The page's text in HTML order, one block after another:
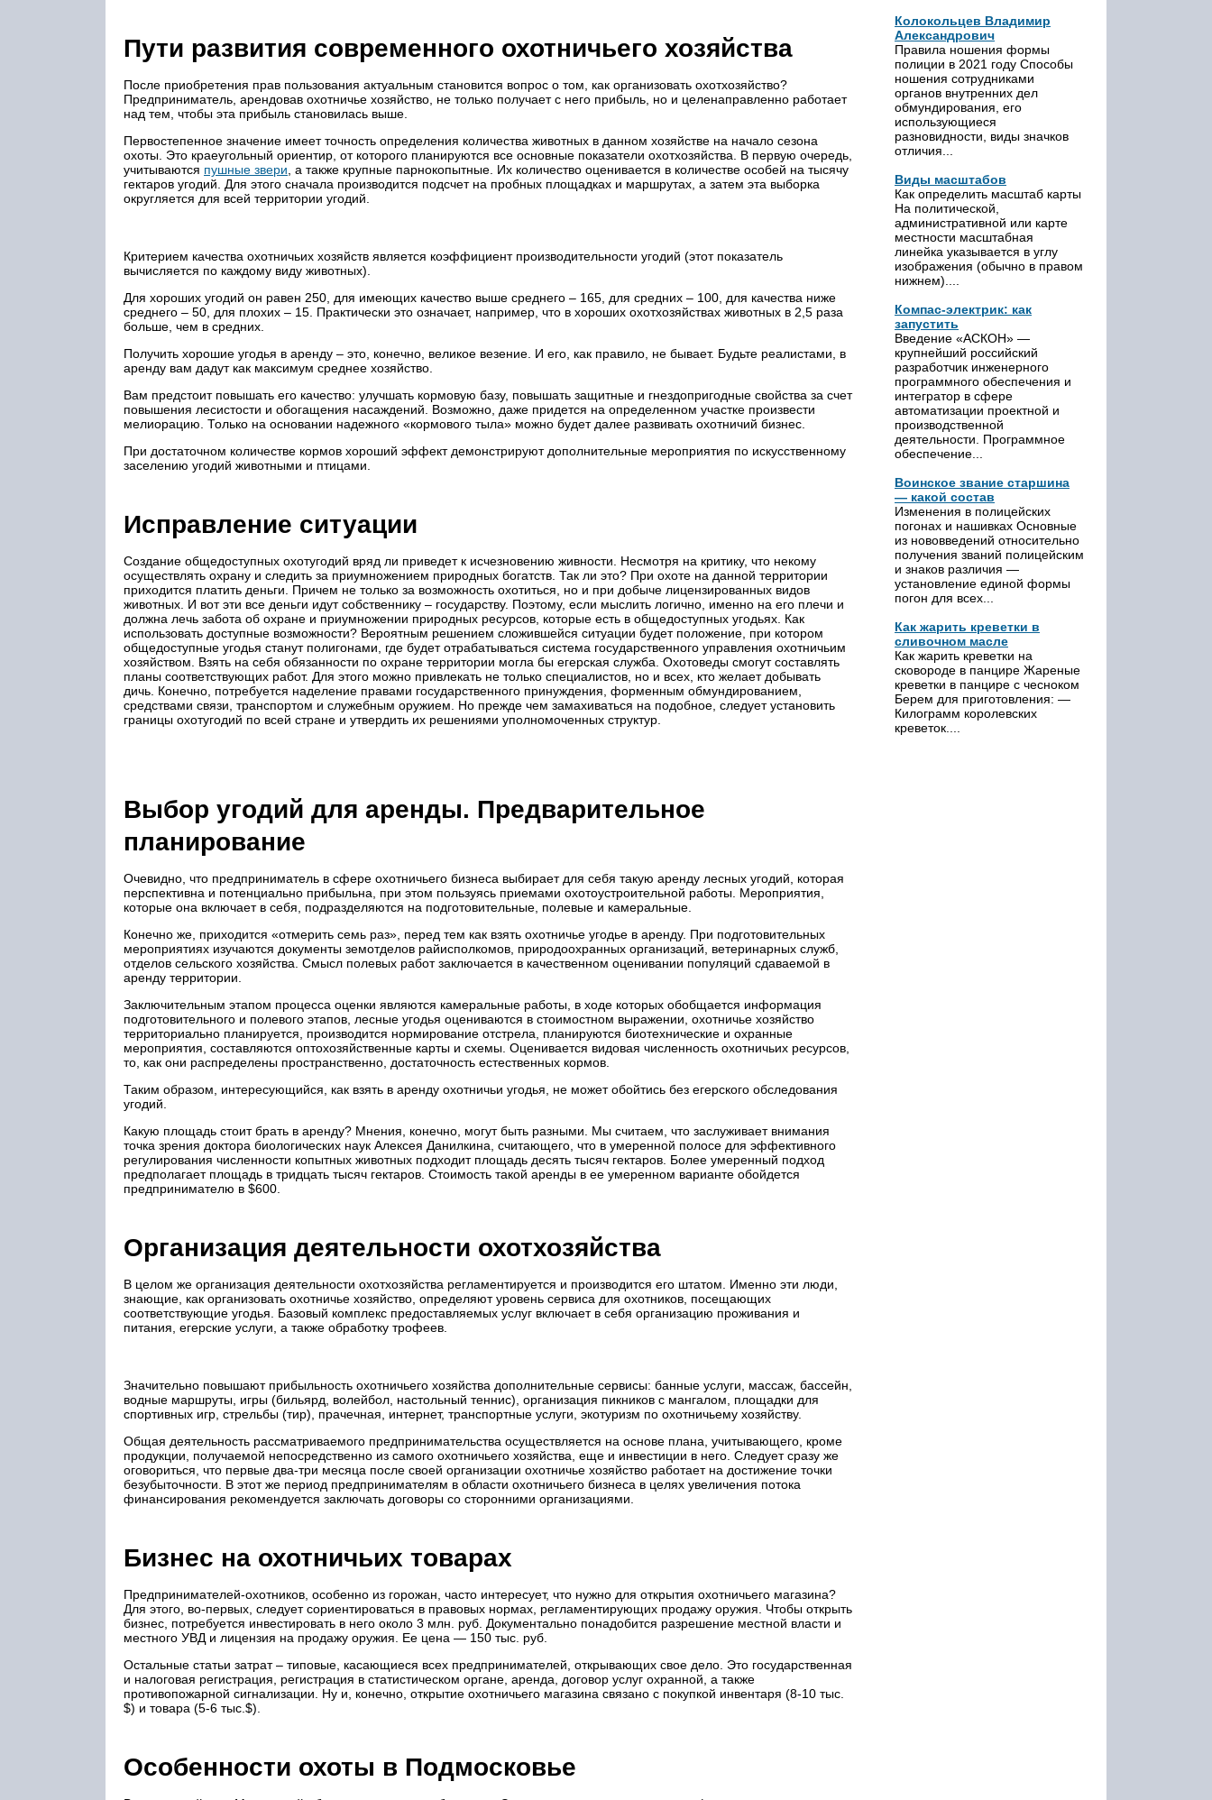
Пути развития современного охотничьего хозяйства
После приобретения прав пользования актуальным становится вопрос о том, как организовать охотхозяйство?
Предприниматель, арендовав охотничье хозяйство, не только получает с него прибыль, но и целенаправленно работает
над тем, чтобы эта прибыль становилась выше.
Первостепенное значение имеет точность определения количества животных в данном хозяйстве на начало сезона
охоты. Это краеугольный ориентир, от которого планируются все основные показатели охотхозяйства. В первую очередь,
учитываются пушные звери , а также крупные парнокопытные. Их количество оценивается в количестве особей на тысячу
гектаров угодий. Для этого сначала производится подсчет на пробных площадках и маршрутах, а затем эта выборка
округляется для всей территории угодий.
Критерием качества охотничьих хозяйств является коэффициент производительности угодий (этот показатель
вычисляется по каждому виду животных).
Для хороших угодий он равен 250, для имеющих качество выше среднего – 165, для средних – 100, для качества ниже
среднего – 50, для плохих – 15. Практически это означает, например, что в хороших охотхозяйствах животных в 2,5 раза
больше, чем в средних.
Получить хорошие угодья в аренду – это, конечно, великое везение. И его, как правило, не бывает. Будьте реалистами, в
аренду вам дадут как максимум среднее хозяйство.
Вам предстоит повышать его качество: улучшать кормовую базу, повышать защитные и гнездопригодные свойства за счет
повышения лесистости и обогащения насаждений. Возможно, даже придется на определенном участке произвести
мелиорацию. Только на основании надежного «кормового тыла» можно будет далее развивать охотничий бизнес.
При достаточном количестве кормов хороший эффект демонстрируют дополнительные мероприятия по искусственному
заселению угодий животными и птицами.
Исправление ситуации
Создание общедоступных охотугодий вряд ли приведет к исчезновению живности. Несмотря на критику, что некому
осуществлять охрану и следить за приумножением природных богатств. Так ли это? При охоте на данной территории
приходится платить деньги. Причем не только за возможность охотиться, но и при добыче лицензированных видов
животных. И вот эти все деньги идут собственнику – государству. Поэтому, если мыслить логично, именно на его плечи и
должна лечь забота об охране и приумножении природных ресурсов, которые есть в общедоступных угодьях. Как
использовать доступные возможности? Вероятным решением сложившейся ситуации будет положение, при котором
общедоступные угодья станут полигонами, где будет отрабатываться система государственного управления охотничьим
хозяйством. Взять на себя обязанности по охране территории могла бы егерская служба. Охотоведы смогут составлять
планы соответствующих работ. Для этого можно привлекать не только специалистов, но и всех, кто желает добывать
дичь. Конечно, потребуется наделение правами государственного принуждения, форменным обмундированием,
средствами связи, транспортом и служебным оружием. Но прежде чем замахиваться на подобное, следует установить
границы охотугодий по всей стране и утвердить их решениями уполномоченных структур.
Выбор угодий для аренды. Предварительное
планирование
Очевидно, что предприниматель в сфере охотничьего бизнеса выбирает для себя такую аренду лесных угодий, которая
перспективна и потенциально прибыльна, при этом пользуясь приемами охотоустроительной работы. Мероприятия,
которые она включает в себя, подразделяются на подготовительные, полевые и камеральные.
Конечно же, приходится «отмерить семь раз», перед тем как взять охотничье угодье в аренду. При подготовительных
мероприятиях изучаются документы земотделов райисполкомов, природоохранных организаций, ветеринарных служб,
отделов сельского хозяйства. Смысл полевых работ заключается в качественном оценивании популяций сдаваемой в
аренду территории.
Заключительным этапом процесса оценки являются камеральные работы, в ходе которых обобщается информация
подготовительного и полевого этапов, лесные угодья оцениваются в стоимостном выражении, охотничье хозяйство
территориально планируется, производится нормирование отстрела, планируются биотехнические и охранные
мероприятия, составляются оптохозяйственные карты и схемы. Оценивается видовая численность охотничьих ресурсов,
то, как они распределены пространственно, достаточность естественных кормов.
Таким образом, интересующийся, как взять в аренду охотничьи угодья, не может обойтись без егерского обследования
угодий.
Какую площадь стоит брать в аренду? Мнения, конечно, могут быть разными. Мы считаем, что заслуживает внимания
точка зрения доктора биологических наук Алексея Данилкина, считающего, что в умеренной полосе для эффективного
регулирования численности копытных животных подходит площадь десять тысяч гектаров. Более умеренный подход
предполагает площадь в тридцать тысяч гектаров. Стоимость такой аренды в ее умеренном варианте обойдется
предпринимателю в $600.
Организация деятельности охотхозяйства
В целом же организация деятельности охотхозяйства регламентируется и производится его штатом. Именно эти люди,
знающие, как организовать охотничье хозяйство, определяют уровень сервиса для охотников, посещающих
соответствующие угодья. Базовый комплекс предоставляемых услуг включает в себя организацию проживания и
питания, егерские услуги, а также обработку трофеев.
Значительно повышают прибыльность охотничьего хозяйства дополнительные сервисы: банные услуги, массаж, бассейн,
водные маршруты, игры (бильярд, волейбол, настольный теннис), организация пикников с мангалом, площадки для
спортивных игр, стрельбы (тир), прачечная, интернет, транспортные услуги, экотуризм по охотничьему хозяйству.
Общая деятельность рассматриваемого предпринимательства осуществляется на основе плана, учитывающего, кроме
продукции, получаемой непосредственно из самого охотничьего хозяйства, еще и инвестиции в него. Следует сразу же
оговориться, что первые два-три месяца после своей организации охотничье хозяйство работает на достижение точки
безубыточности. В этот же период предпринимателям в области охотничьего бизнеса в целях увеличения потока
финансирования рекомендуется заключать договоры со сторонними организациями.
Бизнес на охотничьих товарах
Предпринимателей-охотников, особенно из горожан, часто интересует, что нужно для открытия охотничьего магазина?
Для этого, во-первых, следует сориентироваться в правовых нормах, регламентирующих продажу оружия. Чтобы открыть
бизнес, потребуется инвестировать в него около 3 млн. руб. Документально понадобится разрешение местной власти и
местного УВД и лицензия на продажу оружия. Ее цена — 150 тыс. руб.
Остальные статьи затрат – типовые, касающиеся всех предпринимателей, открывающих свое дело. Это государственная
и налоговая регистрация, регистрация в статистическом органе, аренда, договор услуг охранной, а также
противопожарной сигнализации. Ну и, конечно, открытие охотничьего магазина связано с покупкой инвентаря (8-10 тыс.
$) и товара (5-6 тыс.$).
Особенности охоты в Подмосковье
Колокольцев Владимир
Александрович
Правила ношения формы
полиции в 2021 году Способы
ношения сотрудниками
органов внутренних дел
обмундирования, его
использующиеся
разновидности, виды значков
отличия...
Виды масштабов
Как определить масштаб карты
На политической,
административной или карте
местности масштабная
линейка указывается в углу
изображения (обычно в правом
нижнем)....
Компас-электрик: как
запустить
Введение «АСКОН» —
крупнейший российский
разработчик инженерного
программного обеспечения и
интегратор в сфере
автоматизации проектной и
производственной
деятельности. Программное
обеспечение...
Воинское звание старшина
— какой состав
Изменения в полицейских
погонах и нашивках Основные
из нововведений относительно
получения званий полицейским
и знаков различия —
установление единой формы
погон для всех...
Как жарить креветки в
сливочном масле
Как жарить креветки на
сковороде в панцире Жареные
креветки в панцире с чесноком
Берем для приготовления: —
Килограмм королевских
креветок....